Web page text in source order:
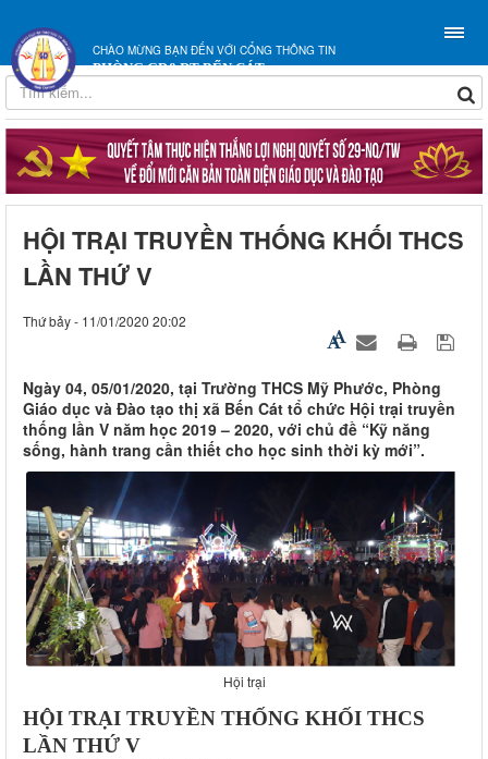
CHÀO MỪNG BẠN ĐẾN VỚI CỔNG THÔNG TIN
PHÒNG GD&ĐT BẾN CÁT
HỘI TRẠI TRUYỀN THỐNG KHỐI THCS
LẦN THỨ V
Thứ bảy - 11/01/2020 20:02
Ngày 04, 05/01/2020, tại Trường THCS Mỹ Phước, Phòng
Giáo dục và Đào tạo thị xã Bến Cát tổ chức Hội trại truyền
thống lần V năm học 2019 – 2020, với chủ đề “Kỹ năng
sống, hành trang cần thiết cho học sinh thời kỳ mới”.
Hội trại
HỘI TRẠI TRUYỀN THỐNG KHỐI THCS
LẦN THỨ V